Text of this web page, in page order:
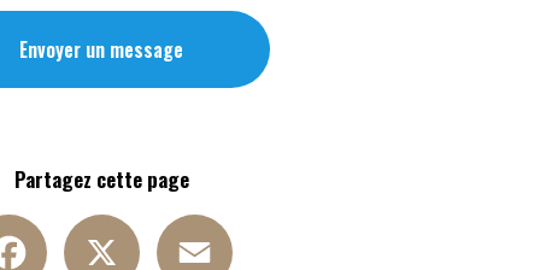
Envoyer un message
Partagez cette page
Facebook